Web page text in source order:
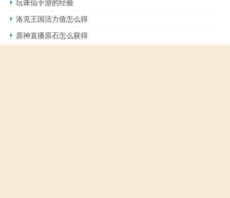
洛克王国活力值怎么得
原神直播原石怎么获得